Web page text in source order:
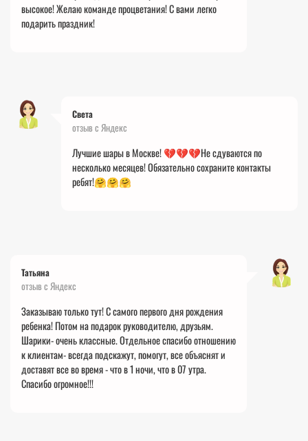
высокое! Желаю команде процветания! С вамилегко
подарить праздник!
Света
отзыв с Яндекс
Лучшие шары в Москве! 💔💔💔Не сдуваются по
несколько месяцев! Обязательно сохраните контакты
ребят!🤗🤗🤗
Татьяна
отзыв с Яндекс
Заказываю только тут! С самого первого дня рождения
ребенка! Потом на подарок руководителю, друзьям.
Шарики- очень классные. Отдельное спасибо отношению
к клиентам- всегда подскажут, помогут, всеобъяснят и
доставят все во время - что в 1 ночи, что в 07 утра.
Спасибо огромное!!!